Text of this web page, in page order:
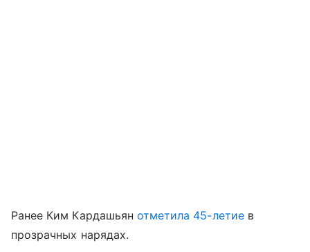
Ранее Ким Кардашьян отметила 45-летиев
прозрачных нарядах.